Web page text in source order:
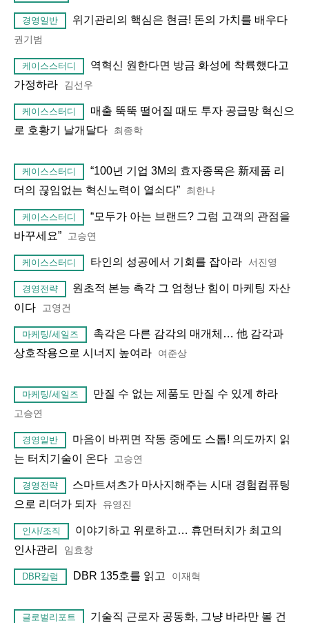
경영일반 위기관리의 핵심은 현금! 돈의 가치를 배우다
권기범
케이스스터디
역혁신 원한다면 방금 화성에 착륙했다고
가정하라
김선우
케이스스터디
매출 뚝뚝 떨어질 때도 투자 공급망 혁신으
로 호황기 날개달다
최종학
케이스스터디
“100년 기업 3M의 효자종목은 新제품 리
더의 끊임없는 혁신노력이 열쇠다”
최한나
케이스스터디
“모두가 아는 브랜드? 그럼 고객의 관점을
바꾸세요”
고승연
케이스스터디 타인의 성공에서 기회를 잡아라 서진영
경영전략
원초적 본능 촉각 그 엄청난 힘이 마케팅 자산
이다
고영건
마케팅/세일즈
촉각은 다른 감각의 매개체… 他 감각과
상호작용으로 시너지 높여라
여준상
마케팅/세일즈 만질 수 없는 제품도 만질 수 있게 하라
고승연
경영일반
마음이 바뀌면 작동 중에도 스톱! 의도까지 읽
는 터치기술이 온다
고승연
경영전략
스마트셔츠가 마사지해주는 시대 경험컴퓨팅
으로 리더가 되자
유영진
인사/조직
이야기하고 위로하고… 휴먼터치가 최고의
인사관리
임효창
DBR칼럼 DBR 135호를 읽고 이재혁
글로벌리포트
기술직 근로자 공동화, 그냥 바라만 볼 건